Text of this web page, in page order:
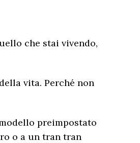
che stai vivendo,
vita. Perché non
preimpostato
o a un tran tran